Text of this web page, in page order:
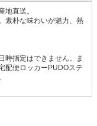
地直送。
素朴な味わいが魅力、熱
時指定はできません。ま
配便ロッカーPUDOステ